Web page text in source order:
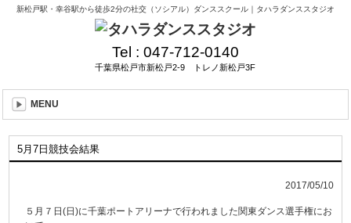
新松戸駅・幸谷駅から徒歩2分の社交（ソシアル）ダンススクール｜タハラダンススタジオ
Tel : 047-712-0140
千葉県松戸市新松戸2-9 トレノ新松戸3F
MENU
5月7日競技会結果
2017/05/10
５月７日(日)に千葉ポートアリーナで行われました関東ダンス選手権にお